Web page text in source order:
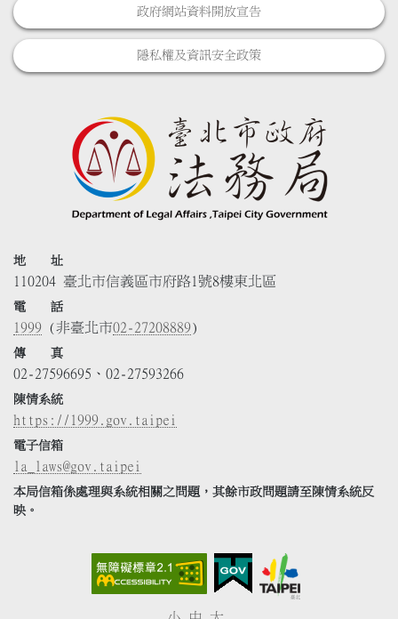
政府網站資料開放宣告
隱私權及資訊安全政策
地 址
110204 臺北市信義區市府路1號8樓東北區
電 話
1999 (非臺北市02-27208889)
傳 真
02-27596695、02-27593266
陳情系統
https://1999.gov.taipei
電子信箱
la_laws@gov.taipei
本局信箱係處理與系統相關之問題，其餘市政問題請至陳情系統反
映。